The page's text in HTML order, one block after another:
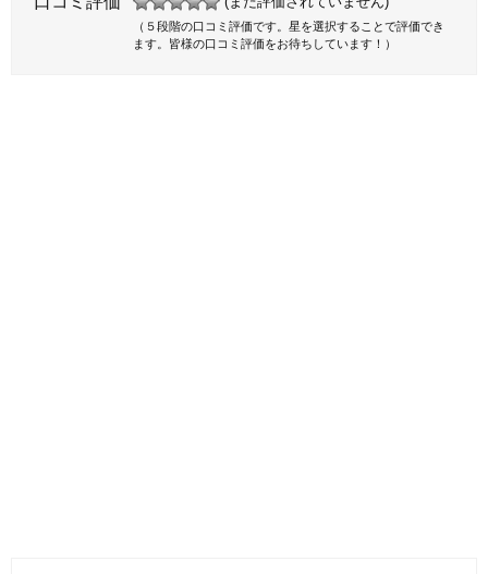
（５段階の口コミ評価です。星を選択することで評価でき
ます。皆様の口コミ評価をお待ちしています！）